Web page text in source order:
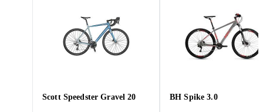
Scott Speedster Gravel 20 BH Spike 3.0